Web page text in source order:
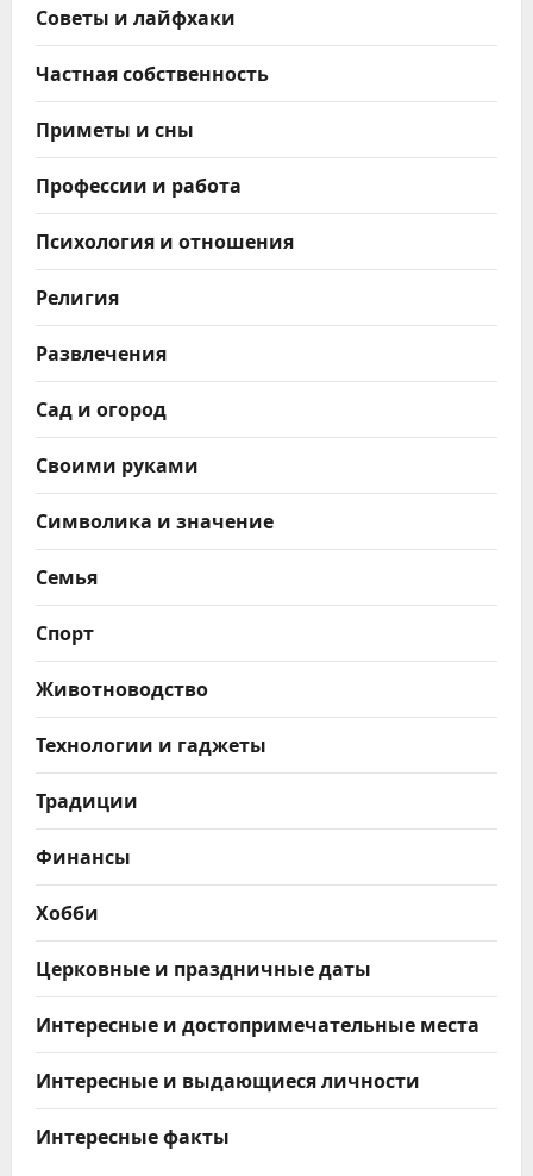
Советы и лайфхаки
Частная собственность
Приметы и сны
Профессии и работа
Психология и отношения
Религия
Развлечения
Сад и огород
Своими руками
Символика и значение
Семья
Спорт
Животноводство
Технологии и гаджеты
Традиции
Финансы
Хобби
Церковные и праздничные даты
Интересные и достопримечательные места
Интересные и выдающиеся личности
Интересные факты